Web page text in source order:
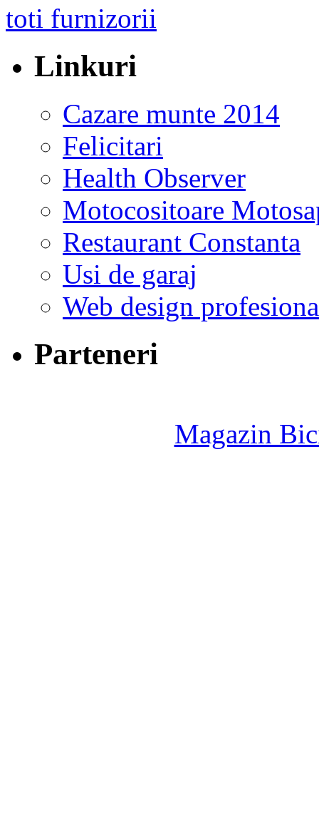
Linkuri
Cazare munte 2014
Felicitari
Health Observer
Motocositoare
Restaurant Constanta
Usi de garaj
Web design
Parteneri
Magazin